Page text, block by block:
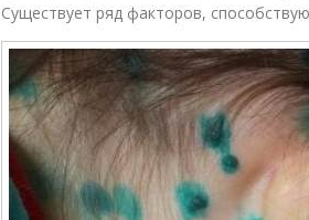
Существует ряд факторов,